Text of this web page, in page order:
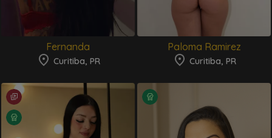
Fernanda
Curitiba, PR
Paloma Ramirez
Curitiba, PR